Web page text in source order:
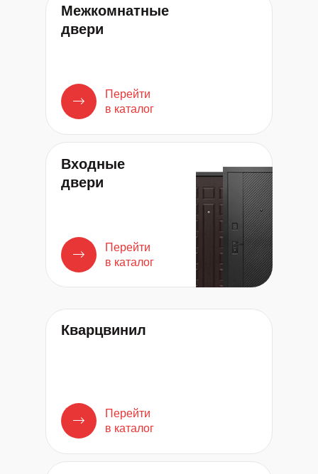
Перейти
в каталог
Входные
двери
Перейти
в каталог
Межкомнатные
двери
Перейти
в каталог
Кварцвинил